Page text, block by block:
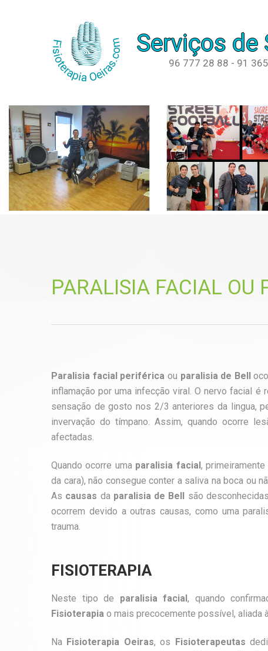
Serviços de
96 777 28 88 - 91
PARALISIA FACIAL OU
Paralisia facial periférica ou paralisia de Bell
inflamação por uma infecção viral. O nervo facial
sensação de gosto nos 2/3 anteriores da lingua,
invervação do tímpano. Assim, quando ocorre
afectadas.
Quando ocorre uma paralisia facial ,
da cara), não consegue conter a saliva na boca ou
As causas da paralisia de Bell
são
ocorrem devido a outras causas, como uma
trauma.
FISIOTERAPIA
Neste tipo de paralisia facial , quando
Fisioterapia o mais precocemente possível, aliada
Na Fisioterapia Oeiras, os Fisioterapeutas